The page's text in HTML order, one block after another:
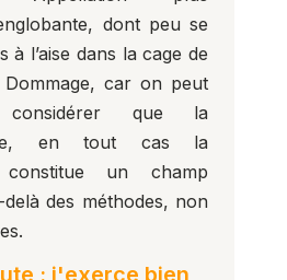
dont peu se
à l’aise dans la cage de
car on peut
considérer que la
en tout cas la
constitue un champ
des méthodes, non
: j'exerce bien